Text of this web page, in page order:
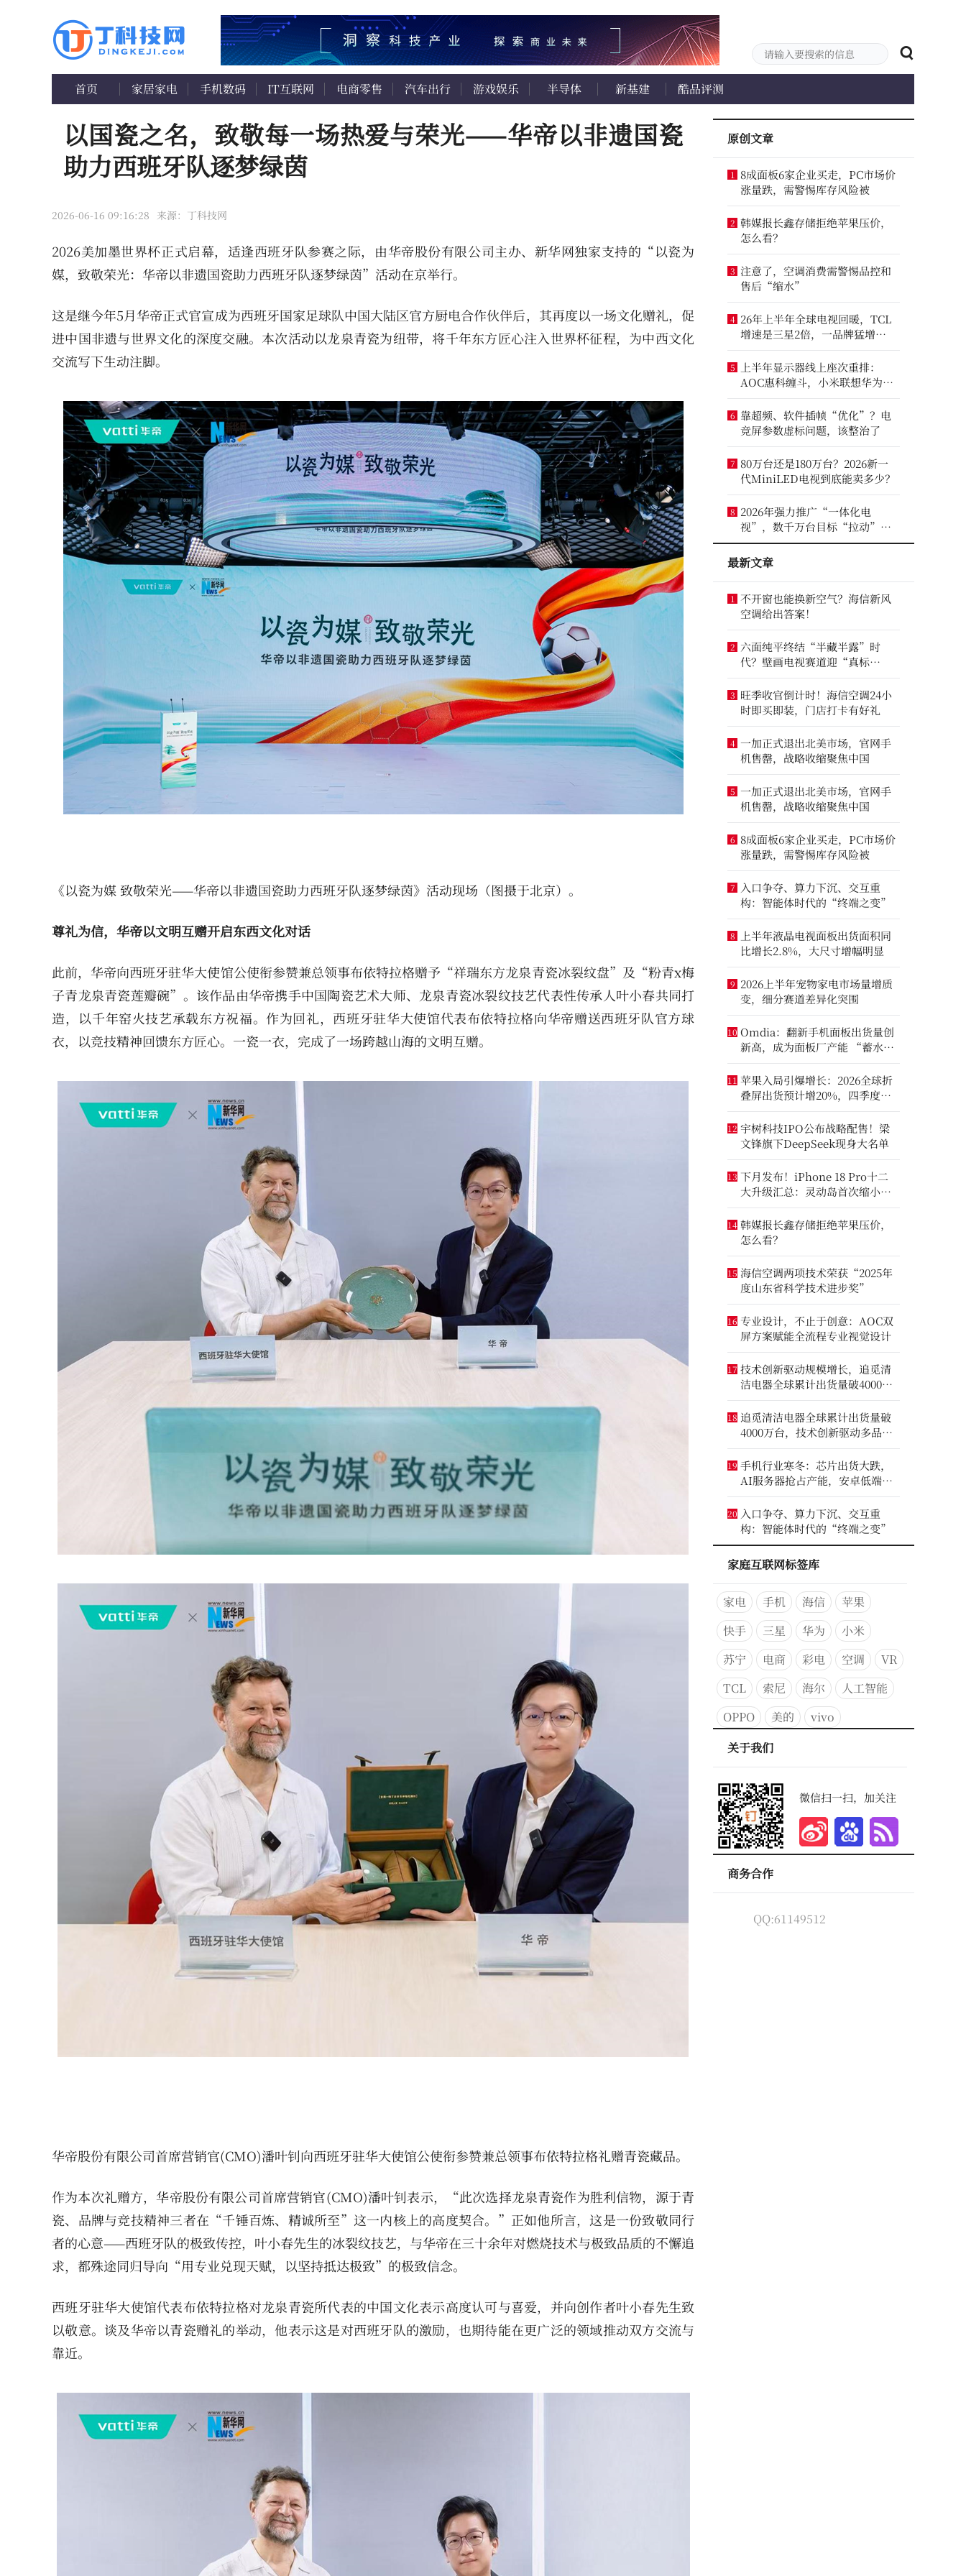
首页 家居家电 手机数码 IT互联网 电商零售 汽车出行 游戏娱乐 半导体 新基建 酷品评测
以国瓷之名，致敬每一场热爱与荣光——华帝以非遗国瓷
助力西班牙队逐梦绿茵
2026-06-16 09:16:28 来源：丁科技网
2026美加墨世界杯正式启幕，适逢西班牙队参赛之际，由华帝股份有限公司主办、新华网独家支持的“以瓷为
媒，致敬荣光：华帝以非遗国瓷助力西班牙队逐梦绿茵”活动在京举行。
这是继今年5月华帝正式官宣成为西班牙国家足球队中国大陆区官方厨电合作伙伴后，其再度以一场文化赠礼，促
进中国非遗与世界文化的深度交融。本次活动以龙泉青瓷为纽带，将千年东方匠心注入世界杯征程，为中西文化
交流写下生动注脚。
《以瓷为媒 致敬荣光——华帝以非遗国瓷助力西班牙队逐梦绿茵》活动现场（图摄于北京）。
尊礼为信，华帝以文明互赠开启东西文化对话
此前，华帝向西班牙驻华大使馆公使衔参赞兼总领事布依特拉格赠予“祥瑞东方龙泉青瓷冰裂纹盘”及“粉青x梅
子青龙泉青瓷莲瓣碗”。该作品由华帝携手中国陶瓷艺术大师、龙泉青瓷冰裂纹技艺代表性传承人叶小春共同打
造，以千年窑火技艺承载东方祝福。作为回礼，西班牙驻华大使馆代表布依特拉格向华帝赠送西班牙队官方球
衣，以竞技精神回馈东方匠心。一瓷一衣，完成了一场跨越山海的文明互赠。
华帝股份有限公司首席营销官(CMO)潘叶钊向西班牙驻华大使馆公使衔参赞兼总领事布依特拉格礼赠青瓷藏品。
作为本次礼赠方，华帝股份有限公司首席营销官(CMO)潘叶钊表示，“此次选择龙泉青瓷作为胜利信物，源于青
瓷、品牌与竞技精神三者在“千锤百炼、精诚所至”这一内核上的高度契合。”正如他所言，这是一份致敬同行
者的心意——西班牙队的极致传控，叶小春先生的冰裂纹技艺，与华帝在三十余年对燃烧技术与极致品质的不懈追
求，都殊途同归导向“用专业兑现天赋，以坚持抵达极致”的极致信念。
西班牙驻华大使馆代表布依特拉格对龙泉青瓷所代表的中国文化表示高度认可与喜爱，并向创作者叶小春先生致
以敬意。谈及华帝以青瓷赠礼的举动，他表示这是对西班牙队的激励，也期待能在更广泛的领域推动双方交流与
靠近。
原创文章
1
8成面板6家企业买走，PC市场价
涨量跌，需警惕库存风险被
2 韩媒报长鑫存储拒绝苹果压价，
怎么看？
3 注意了，空调消费需警惕品控和
售后“缩水”
4 26年上半年全球电视回暖，TCL
增速是三星2倍，一品牌猛增
14.8%
5
上半年显示器线上座次重排：
AOC惠科缠斗，小米联想华为进
前八
6 靠超频、软件插帧“优化”？电
竞屏参数虚标问题，该整治了
7 80万台还是180万台？2026新一
代MiniLED电视到底能卖多少？
8 2026年强力推广“一体化电
视”，数千万台目标“拉动”彩
电业？
最新文章
1 不开窗也能换新空气？海信新风
空调给出答案！
2 六面纯平终结“半藏半露”时
代？壁画电视赛道迎“真标
准”之争
3 旺季收官倒计时！海信空调24小
时即买即装，门店打卡有好礼
4 一加正式退出北美市场，官网手
机售罄，战略收缩聚焦中国
5 一加正式退出北美市场，官网手
机售罄，战略收缩聚焦中国
6 8成面板6家企业买走，PC市场价
涨量跌，需警惕库存风险被
7
入口争夺、算力下沉、交互重
构：智能体时代的“终端之变”
8
上半年液晶电视面板出货面积同
比增长2.8%，大尺寸增幅明显
9 2026上半年宠物家电市场量增质
变，细分赛道差异化突围
10 Omdia：翻新手机面板出货量创
新高，成为面板厂产能 “蓄水
池”
11 苹果入局引爆增长：2026全球折
叠屏出货预计增20%，四季度成
全年销量关键窗口
12 宇树科技IPO公布战略配售！梁
文锋旗下DeepSeek现身大名单
13 下月发布！iPhone 18 Pro十二
大升级汇总：灵动岛首次缩小、
首次2nm芯片
14 韩媒报长鑫存储拒绝苹果压价，
怎么看？
15 海信空调两项技术荣获“2025年
度山东省科学技术进步奖”
16 专业设计，不止于创意：AOC双
屏方案赋能全流程专业视觉设计
17 技术创新驱动规模增长，追觅清
洁电器全球累计出货量破4000万
台
18 追觅清洁电器全球累计出货量破
4000万台，技术创新驱动多品类
增长
19 手机行业寒冬：芯片出货大跌，
AI服务器抢占产能，安卓低端压
力最大
20 入口争夺、算力下沉、交互重
构：智能体时代的“终端之变”
家庭互联网标签库
家电 手机 海信
苹果
快手
三星 华为
小米
苏宁
电商 彩电 空调
VR
TCL
索尼 海尔
人工智能
OPPO
美的
vivo
关于我们
微信扫一扫，加关注
商务合作
QQ:61149512